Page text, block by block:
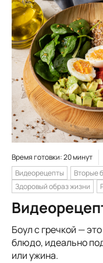
Время готовки: 20 минут
Видеорецепты
Вторые
Здоровый образ жизни
Боул с гречкой —
блюдо, идеально
или ужина.